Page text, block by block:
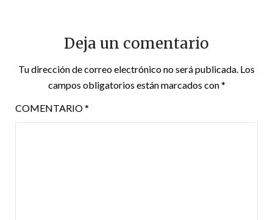
Deja un comentario
Tu dirección de correo electrónico no será publicada. Los
campos obligatorios están marcados con*
COMENTARIO*